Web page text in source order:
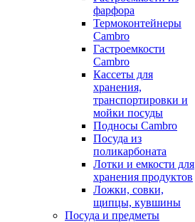
фарфора
Термоконтейнеры
Cambro
Гастроемкости
Cambro
Кассеты для
хранения,
транспортировки и
мойки посуды
Подносы Cambro
Посуда из
поликарбоната
Лотки и емкости для
хранения продуктов
Ложки, совки,
щипцы, кувшины
Посуда и предметы